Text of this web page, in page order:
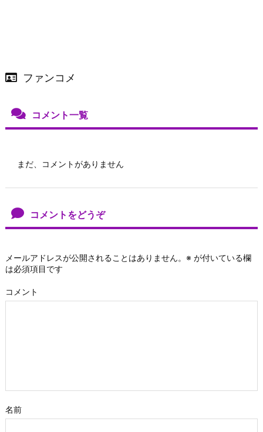
ファンコメ
コメント一覧
まだ、コメントがありません
コメントをどうぞ
メールアドレスが公開されることはありません。 ※ が付いている欄
は必須項目です
コメント
名前